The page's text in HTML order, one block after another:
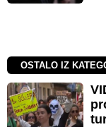
OSTALO IZ